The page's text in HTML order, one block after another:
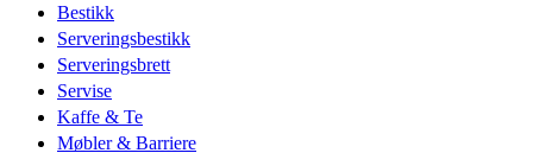
Bestikk
Serveringsbestikk
Serveringsbrett
Servise
Kaffe & Te
Møbler & Barriere